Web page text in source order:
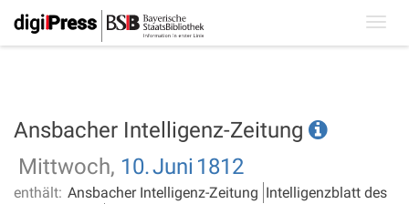
Ansbacher Intelligenz-Zeitung
Mittwoch, 10.Juni 1812
enthält: Ansbacher Intelligenz-Zeitung Intelligenzblatt des